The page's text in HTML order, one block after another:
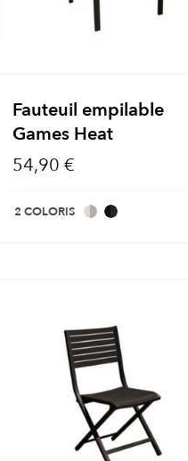
Fauteuil empilable
Games Heat
54,90 €
2 COLORIS